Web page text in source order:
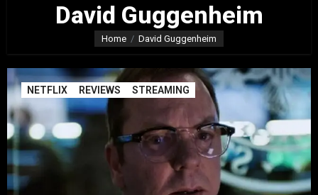
David Guggenheim
Home David Guggenheim
NETFLIX REVIEWS STREAMING